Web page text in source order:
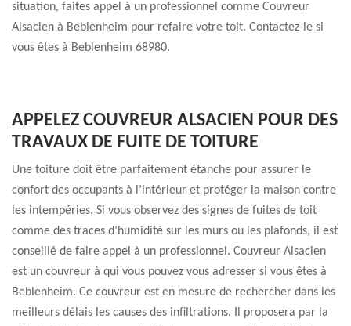
situation, faites appel à un professionnel comme Couvreur
Alsacien à Beblenheim pour refaire votre toit. Contactez-le si
vous êtes à Beblenheim 68980.
APPELEZ COUVREUR ALSACIEN POUR DES
TRAVAUX DE FUITE DE TOITURE
Une toiture doit être parfaitement étanche pour assurer le
confort des occupants à l’intérieur et protéger la maison contre
les intempéries. Si vous observez des signes de fuites de toit
comme des traces d’humidité sur les murs ou les plafonds, il est
conseillé de faire appel à un professionnel. Couvreur Alsacien
est un couvreur à qui vous pouvez vous adresser si vous êtes à
Beblenheim. Ce couvreur est en mesure de rechercher dans les
meilleurs délais les causes des infiltrations. Il proposera par la